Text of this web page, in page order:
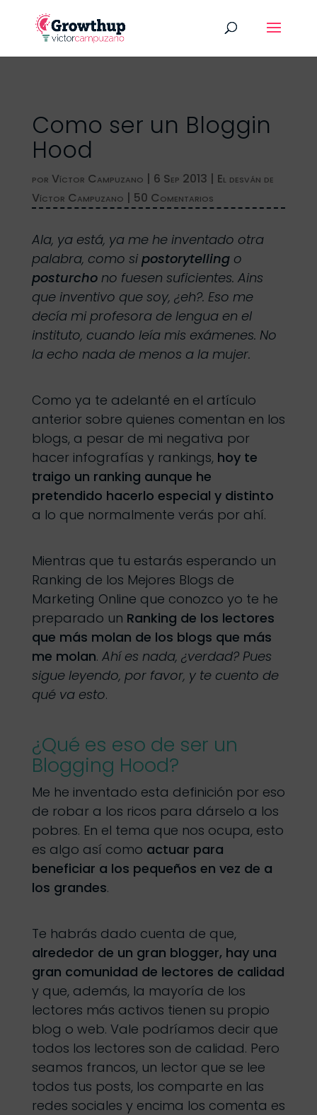
Como ser un Bloggin
Hood
por Víctor Campuzano | 6 Sep 2013 | El desván de
Víctor Campuzano | 50 Comentarios
Ala, ya está, ya me he inventado otra
palabra, como si postorytelling o
posturchono fuesen suficientes. Ains
que inventivo que soy, ¿eh?. Eso me
decía mi profesora de lengua en el
instituto, cuando leía mis exámenes. No
la echo nada de menos a la mujer.
Como ya te adelanté en el artículo
anterior sobre quienes comentan en los
blogs, a pesar de mi negativa por
hacer infografías y rankings, hoy te
traigo un ranking aunque he
pretendido hacerlo especial y distinto
a lo que normalmente verás por ahí.
Mientras que tu estarás esperando un
Ranking de los Mejores Blogs de
Marketing Online que conozco yo te he
preparado un Ranking de los lectores
que más molan de los blogs que más
me molan. Ahí es nada, ¿verdad? Pues
sigue leyendo, por favor, y te cuento de
qué va esto.
¿Qué es eso de ser un
Blogging Hood?
Me he inventado esta definición por eso
de robar a los ricos para dárselo a los
pobres. En el tema que nos ocupa, esto
es algo así como actuar para
beneficiar a los pequeños en vez de a
los grandes.
Te habrás dado cuenta de que,
alrededor de un gran blogger, hay una
gran comunidad de lectores de calidad
y que, además, la mayoría de los
lectores más activos tienen su propio
blog o web. Vale podríamos decir que
todos los lectores son de calidad. Pero
seamos francos, un lector que se lee
todos tus posts, los comparte en las
redes sociales y encima los comenta es